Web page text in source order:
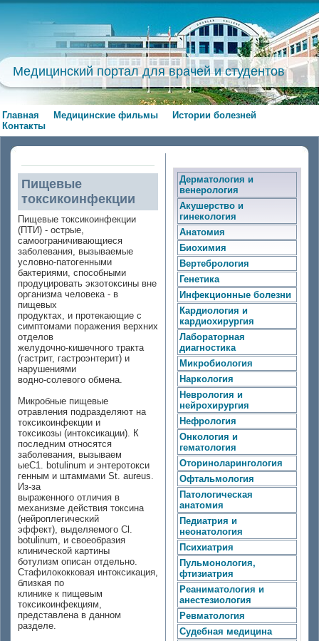
Медицинский портал для врачей и студентов
Главная Медицинские фильмы
Истории болезней
Контакты
Пищевые
токсикоинфекции
Пищевые токсикоинфекции
(ПТИ) - острые,
самоограничивающиеся
заболевания, вызываемые
условно-патогенными
бактериями, способными
продуцировать экзотоксины вне
организма человека - в
пищевых
продуктах, и протекающие с
симптомами поражения верхних
отделов
желудочно-кишечного тракта
(гастрит, гастроэнтерит) и
нарушениями
водно-солевого обмена.
Микробные пищевые
отравления подразделяют на
токсикоинфекции и
токсикозы (интоксикации). К
последним относятся
заболевания, вызываем
ыеС1. botulinum и энтеротокси
генным и штаммами St. aureus.
Из-за
выраженного отличия в
механизме действия токсина
(нейроплегический
эффект), выделяемого Cl.
botulinum, и своеобразия
клинической картины
ботулизм описан отдельно.
Стафилококковая интоксикация,
близкая по
клинике к пищевым
токсикоинфекциям,
представлена в данном
разделе.
Дерматология и
венерология
Акушерство и
гинекология
Анатомия
Биохимия
Вертебрология
Генетика
Инфекционные болезни
Кардиология и
кардиохирургия
Лабораторная
диагностика
Микробиология
Наркология
Неврология и
нейрохирургия
Нефрология
Онкология и
гематология
Оториноларингология
Офтальмология
Патологическая
анатомия
Педиатрия и
неонатология
Психиатрия
Пульмонология,
фтизиатрия
Реаниматология и
анестезиология
Ревматология
Судебная медицина